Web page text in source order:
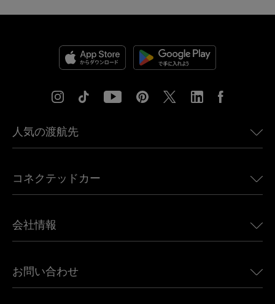
人気の渡航先
ヨーロッパ向けeSIM
カナダ向けeSIM
アフリカ向けeSIM
すべての目的地を見る
コネクテッドカー
Land Rover向けUbigi
Jeep向けUbigi
会社情報
Ubigi関連プレス
お問い合わせ